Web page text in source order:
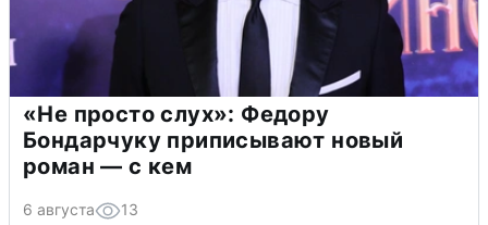
«Не просто слух»: Федору
Бондарчуку приписывают новый
роман — с кем
6 августа 13